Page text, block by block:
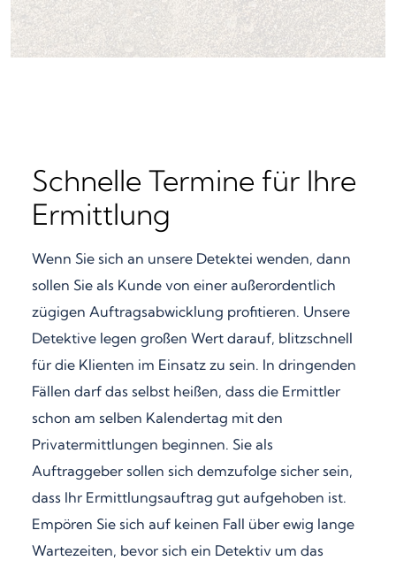
Schnelle Termine für Ihre
Ermittlung
Wenn Sie sich an unsere Detektei wenden, dann
sollen Sie als Kunde von einer außerordentlich
zügigen Auftragsabwicklung profitieren. Unsere
Detektive legen großen Wert darauf, blitzschnell
für die Klienten im Einsatz zu sein. In dringenden
Fällen darf das selbst heißen, dass die Ermittler
schon am selben Kalendertag mit den
Privatermittlungen beginnen. Sie als
Auftraggeber sollen sich demzufolge sicher sein,
dass Ihr Ermittlungsauftrag gut aufgehoben ist.
Empören Sie sich auf keinen Fall über ewig lange
Wartezeiten, bevor sich ein Detektiv um das